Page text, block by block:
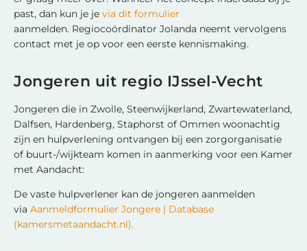
past, dan kun je je via dit formulier
aanmelden. Regiocoördinator Jolanda neemt vervolgens
contact met je op voor een eerste kennismaking.
Jongeren uit regio IJssel-Vecht
Jongeren die in Zwolle, Steenwijkerland, Zwartewaterland,
Dalfsen, Hardenberg, Staphorst of Ommen woonachtig
zijn en hulpverlening ontvangen bij een zorgorganisatie
of buurt-/wijkteam komen in aanmerking voor een Kamer
met Aandacht:
De vaste hulpverlener kan de jongeren aanmelden
via Aanmeldformulier Jongere | Database
(kamersmetaandacht.nl).